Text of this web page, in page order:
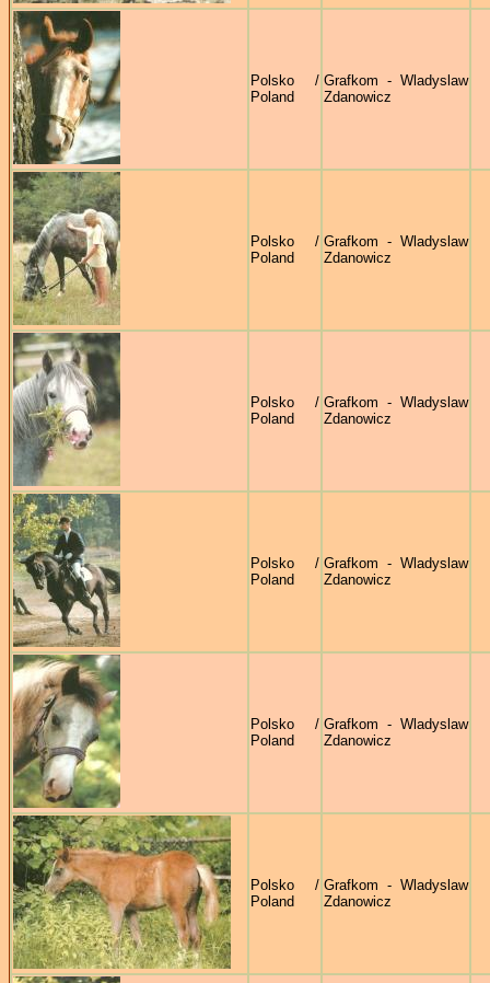
Polsko /
Poland
Grafkom - Wladyslaw
Zdanowicz
Polsko /
Poland
Grafkom - Wladyslaw
Zdanowicz
Polsko /
Poland
Grafkom - Wladyslaw
Zdanowicz
Polsko /
Poland
Grafkom - Wladyslaw
Zdanowicz
Polsko /
Poland
Grafkom - Wladyslaw
Zdanowicz
Polsko /
Poland
Grafkom - Wladyslaw
Zdanowicz